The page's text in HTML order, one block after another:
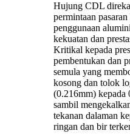
Hujung CDL
permintaan
penggunaan
kekuatan dan
Kritikal kepada
pembentukan dan
semula yang
kosong dan tolok
(0.216mm)
sambil
tekanan dalaman
ringan dan bir